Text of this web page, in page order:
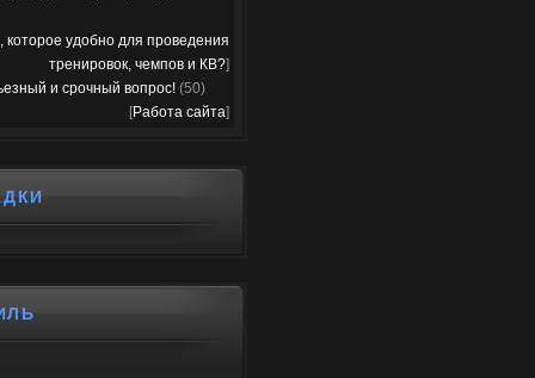
которое удобно для проведения
тренировок, чемпов и КВ?]
и срочный вопрос! (50)
[Работа сайта]